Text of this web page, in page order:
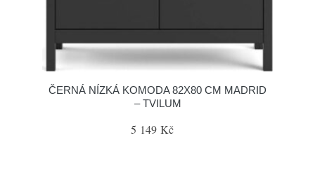
ČERNÁ NÍZKÁ KOMODA 82X80 CM MADRID
– TVILUM
5 149 Kč